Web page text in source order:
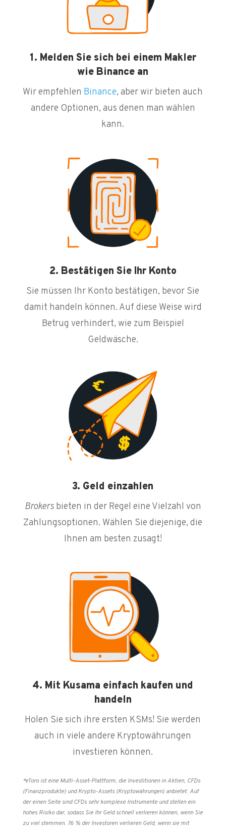
1. Melden Sie sich bei einem Makler
wie Binance an
Wir empfehlen Binance, aber wir bieten auch
andere Optionen, aus denen man wählen
kann.
2. Bestätigen Sie Ihr Konto
Sie müssen Ihr Konto bestätigen, bevor Sie
damit handeln können. Auf diese Weise wird
Betrug verhindert, wie zum Beispiel
Geldwäsche.
3. Geld einzahlen
Brokersbieten in der Regel eine Vielzahl von
Zahlungsoptionen. Wählen Sie diejenige, die
Ihnen am besten zusagt!
4. Mit Kusama einfach kaufen und
handeln
Holen Sie sich ihre ersten KSMs! Sie werden
auch in viele andere Kryptowährungen
investieren können.
*eToro ist eine Multi-Asset-Plattform, die Investitionen in Aktien, CFDs
(Finanzprodukte) und Krypto-Assets (Kryptowährungen) anbietet. Auf
der einen Seite sind CFDs sehr komplexe Instrumente und stellen ein
hohes Risiko dar, sodass Sie Ihr Geld schnell verlieren können, wenn Sie
zu viel stemmen. 76 % der Investoren verlieren Geld, wenn sie mit